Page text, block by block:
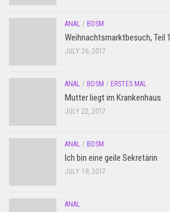
ANAL / BDSM
Weihnachtsmarktbesuch, Teil 1
JULY 26, 2017
ANAL / BDSM / ERSTES MAL
Mutter liegt im Krankenhaus
JULY 22, 2017
ANAL / BDSM
Ich bin eine geile Sekretärin
JULY 19, 2017
ANAL